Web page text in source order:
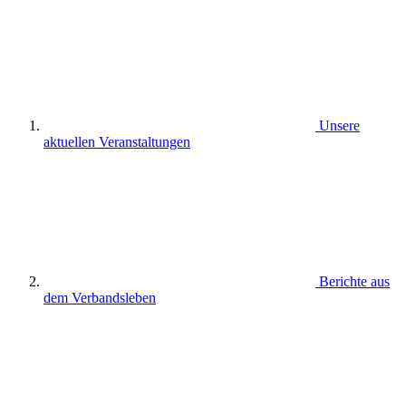
Unsere
aktuellen Veranstaltungen
Berichte aus
dem Verbandsleben